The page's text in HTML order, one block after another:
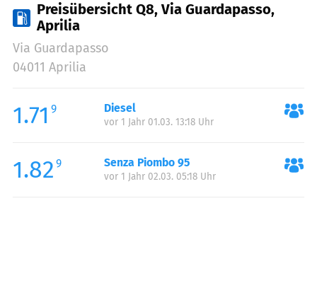
Preisübersicht Q8, Via Guardapasso,
Aprilia
Via Guardapasso
04011 Aprilia
1.71 9 Diesel
vor 1 Jahr 01.03. 13:18 Uhr
1.82 9 Senza Piombo 95
vor 1 Jahr 02.03. 05:18 Uhr